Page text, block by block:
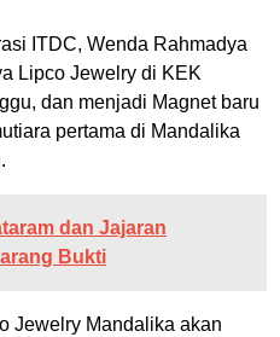
ITDC, Wenda Rahmadya
Lipco Jewelry di KEK
dan menjadi Magnet baru
pertama di Mandalika
dan Jajaran
Bukti
Jewelry Mandalika akan